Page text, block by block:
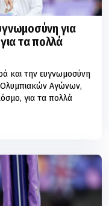
για
τα πολλά
και την ευγνωμοσύνη
Ολυμπιακών Αγώνων,
για τα πολλά